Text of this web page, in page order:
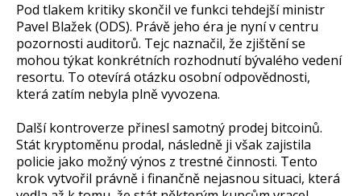
Pod tlakem kritiky skončil ve funkci tehdejší ministr
Pavel Blažek (ODS). Právě jeho éra je nyní v centru
pozornosti auditorů. Tejc naznačil, že zjištění se
mohou týkat konkrétních rozhodnutí bývalého vedení
resortu. To otevírá otázku osobní odpovědnosti,
která zatím nebyla plně vyvozena.
Další kontroverze přinesl samotný prodej bitcoinů.
Stát kryptoměnu prodal, následně ji však zajistila
policie jako možný výnos z trestné činnosti. Tento
krok vytvořil právně i finančně nejasnou situaci, která